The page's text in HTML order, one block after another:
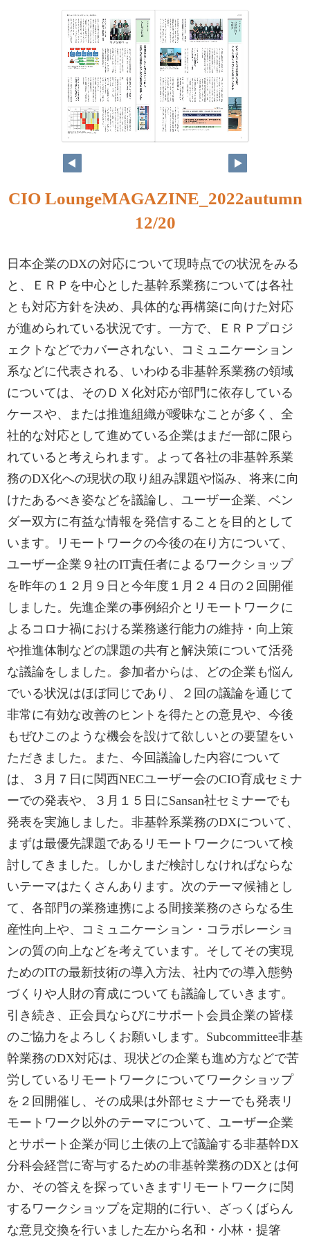
CIO LoungeMAGAZINE_2022autumn
12/20
日本企業のDXの対応について現時点での状況をみる
と、ＥＲＰを中心とした基幹系業務については各社
とも対応方針を決め、具体的な再構築に向けた対応
が進められている状況です。一方で、ＥＲＰプロジ
ェクトなどでカバーされない、コミュニケーション
系などに代表される、いわゆる非基幹系業務の領域
については、そのＤＸ化対応が部門に依存している
ケースや、または推進組織が曖昧なことが多く、全
社的な対応として進めている企業はまだ一部に限ら
れていると考えられます。よって各社の非基幹系業
務のDX化への現状の取り組み課題や悩み、将来に向
けたあるべき姿などを議論し、ユーザー企業、ベン
ダー双方に有益な情報を発信することを目的として
います。リモートワークの今後の在り方について、
ユーザー企業９社のIT責任者によるワークショップ
を昨年の１２月９日と今年度１月２４日の２回開催
しました。先進企業の事例紹介とリモートワークに
よるコロナ禍における業務遂行能力の維持・向上策
や推進体制などの課題の共有と解決策について活発
な議論をしました。参加者からは、どの企業も悩ん
でいる状況はほぼ同じであり、２回の議論を通じて
非常に有効な改善のヒントを得たとの意見や、今後
もぜひこのような機会を設けて欲しいとの要望をい
ただきました。また、今回議論した内容について
は、３月７日に関西NECユーザー会のCIO育成セミナ
ーでの発表や、３月１５日にSansan社セミナーでも
発表を実施しました。非基幹系業務のDXについて、
まずは最優先課題であるリモートワークについて検
討してきました。しかしまだ検討しなければならな
いテーマはたくさんあります。次のテーマ候補とし
て、各部門の業務連携による間接業務のさらなる生
産性向上や、コミュニケーション・コラボレーショ
ンの質の向上などを考えています。そしてその実現
ためのITの最新技術の導入方法、社内での導入態勢
づくりや人財の育成についても議論していきます。
引き続き、正会員ならびにサポート会員企業の皆様
のご協力をよろしくお願いします。Subcommittee非基
幹業務のDX対応は、現状どの企業も進め方などで苦
労しているリモートワークについてワークショップ
を２回開催し、その成果は外部セミナーでも発表リ
モートワーク以外のテーマについて、ユーザー企業
とサポート企業が同じ土俵の上で議論する非基幹DX
分科会経営に寄与するための非基幹業務のDXとは何
か、その答えを探っていきますリモートワークに関
するワークショップを定期的に行い、ざっくばらん
な意見交換を行いました左から名和・小林・提箸